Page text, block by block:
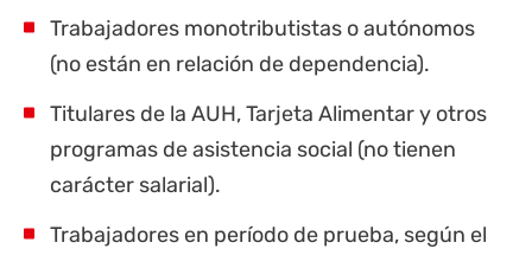
Trabajadores monotributistas o autónomos
(no están en relación de dependencia).
Titulares de la AUH,Tarjeta Alimentary otros
programas de asistencia social (no tienen
carácter salarial).
Trabajadores en período de prueba, según el